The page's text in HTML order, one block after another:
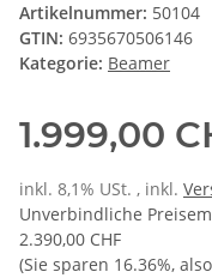
Artikelnummer: 50104
GTIN: 6935670506146
Kategorie: Beamer
1.999,00
inkl. 8,1% USt. , inkl.
Unverbindliche
2.390,00 CHF
(Sie sparen 16.36%, also